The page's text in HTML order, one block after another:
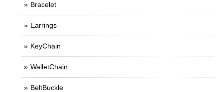
Bracelet
Earrings
KeyChain
WalletChain
BeltBuckle